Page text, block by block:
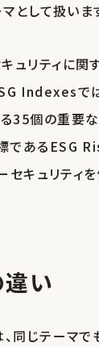
として扱いま
リティに関
Indexes
35個の重要
であるESG
キュリティを
い
じテーマで